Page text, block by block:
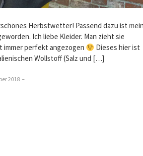
Herbstwetter! Passend dazu ist mein
Ich liebe Kleider. Man zieht sie
immer perfekt angezogen
Dieses hier ist
Wollstoff (Salz und […]
2018 –